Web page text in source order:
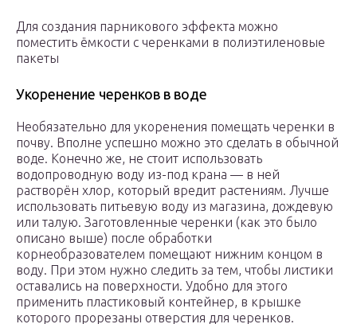
Для создания парникового эффекта можно
поместить ёмкости с черенками в полиэтиленовые
пакеты
Укоренение черенков в воде
Необязательно для укоренения помещать черенки в
почву. Вполне успешно можно это сделать в обычной
воде. Конечно же, не стоит использовать
водопроводную воду из-под крана — в ней
растворён хлор, который вредит растениям. Лучше
использовать питьевую воду из магазина, дождевую
или талую. Заготовленные черенки (как это было
описано выше) после обработки
корнеобразователем помещают нижним концом в
воду. При этом нужно следить за тем, чтобы листики
оставались на поверхности. Удобно для этого
применить пластиковый контейнер, в крышке
которого прорезаны отверстия для черенков.